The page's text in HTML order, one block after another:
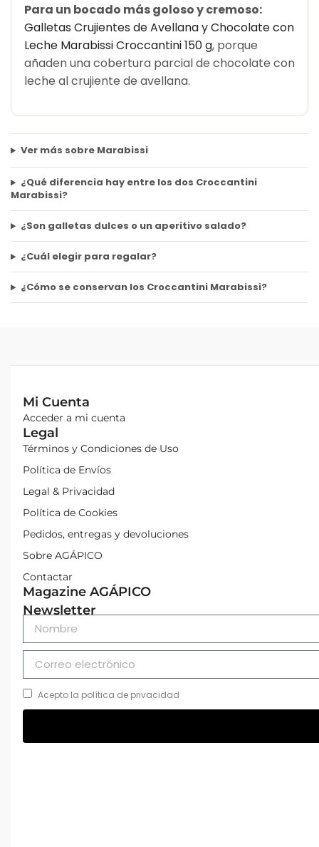
Para un bocado más goloso y cremoso:
Galletas Crujientes de Avellana y Chocolate con
Leche Marabissi Croccantini 150 g, porque
añaden una cobertura parcial de chocolate con
leche al crujiente de avellana.
Ver más sobre Marabissi
¿Qué diferencia hay entre los dos Croccantini
Marabissi?
¿Son galletas dulces o un aperitivo salado?
¿Cuál elegir para regalar?
¿Cómo se conservan los Croccantini Marabissi?
Mi Cuenta
Acceder a mi cuenta
Legal
Términos y Condiciones de Uso
Política de Envíos
Legal & Privacidad
Política de Cookies
Pedidos, entregas y devoluciones
Sobre AGÁPICO
Contactar
Magazine AGÁPICO
Newsletter
Acepto la política de privacidad